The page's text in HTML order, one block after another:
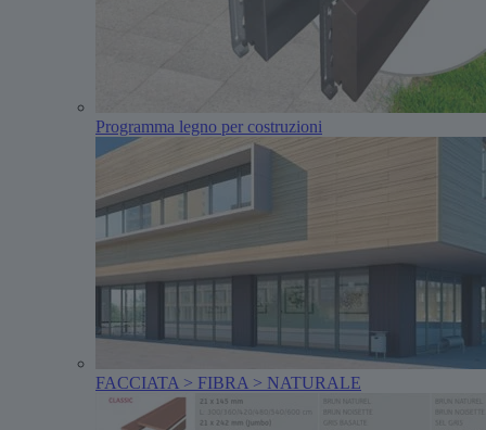
Programma legno per costruzioni
FACCIATA > FIBRA > NATURALE